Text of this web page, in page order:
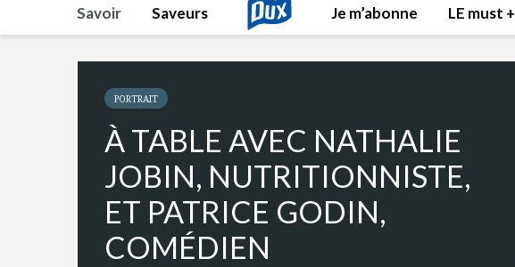
Savoir Saveurs Je m’abonne LE must +
PORTRAIT
À TABLE AVEC NATHALIE
JOBIN, NUTRITIONNISTE,
ET PATRICE GODIN,
COMÉDIEN